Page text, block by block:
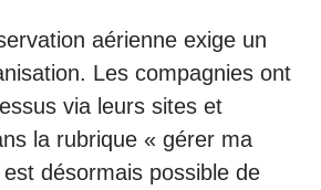
aérienne exige un
Les compagnies ont
via leurs sites et
la rubrique « gérer ma
désormais possible de